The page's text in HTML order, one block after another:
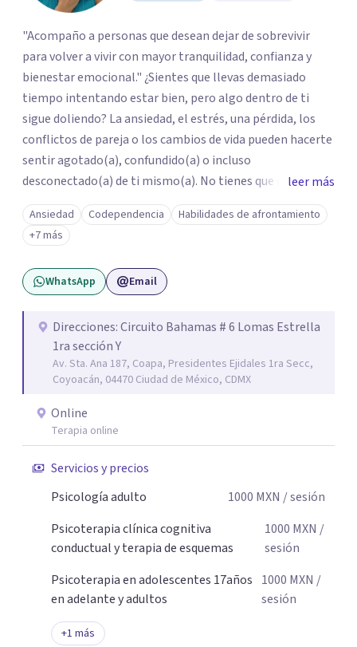
"Acompaño a personas que desean dejar de sobrevivir
para volver a vivir con mayor tranquilidad, confianza y
bienestar emocional." ¿Sientes que llevas demasiado
tiempo intentando estar bien, pero algo dentro de ti
sigue doliendo? La ansiedad, el estrés, una pérdida, los
conflictos de pareja o los cambios de vida pueden hacerte
sentir agotado(a), confundido(a) o incluso
desconectado(a) de ti mismo(a). No tienes que enfrentar
este proceso en soledad. Te ofrezco un espacio seguro,
libre de juicios y basado en la empatía, el respeto y la
confidencialidad, donde juntos comprenderemos qué está
ocurriendo y trabajaremos con herramientas respaldadas
por la evidencia para ayudarte a recuperar tu bienestar.
parejas que desean superar la ansiedad, la depresión, el
estrés, los duelos, fortalecer su autoestima, establecer
límites saludables, mejorar sus relaciones y afrontar los
desafíos de la vida con mayor seguridad y equilibrio. Será
un privilegio acompañarte en este camino hacia una vida
con mayor bienestar y tranquilidad.
leer más
Ansiedad Codependencia
Habilidades de afrontamiento
+7 más
WhatsApp Email
Direcciones: Circuito Bahamas # 6 Lomas Estrella
1ra sección Y
Av. Sta. Ana 187, Coapa, Presidentes Ejidales 1ra Secc,
Coyoacán, 04470 Ciudad de México, CDMX
Online
Terapia online
Servicios y precios
Psicología adulto
1000 MXN / sesión
Psicoterapia clínica cognitiva
conductual y terapia de esquemas
1000 MXN /
sesión
Psicoterapia en adolescentes 17años
en adelante y adultos
1000 MXN /
sesión
+1 más